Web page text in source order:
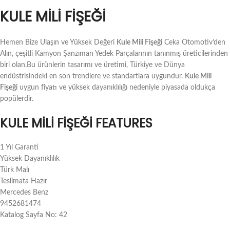
KULE MILI FIŞEĞI
Hemen Bize Ulaşın ve Yüksek Değeri Kule Mili Fişeği Ceka Otomotiv’den
Alın, çeşitli Kamyon Şanzıman Yedek Parçalarının tanınmış üreticilerinden
biri olan.Bu ürünlerin tasarımı ve üretimi, Türkiye ve Dünya
endüstrisindeki en son trendlere ve standartlara uygundur. Kule Mili
Fişeği uygun fiyatı ve yüksek dayanıklılığı nedeniyle piyasada oldukça
popülerdir.
KULE MILI FIŞEĞI FEATURES
1 Yıl Garanti
Yüksek Dayanıklılık
Türk Malı
Teslimata Hazır
Mercedes Benz
9452681474
Katalog Sayfa No: 42